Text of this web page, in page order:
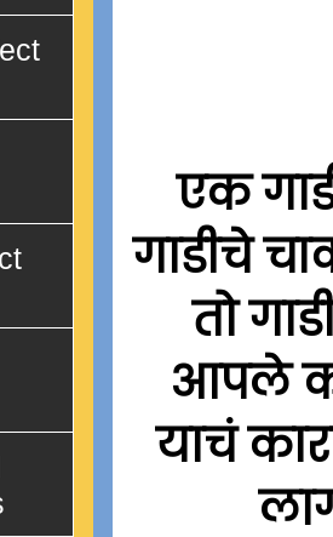
एक
गाडीचे
तो
आपले
याचं